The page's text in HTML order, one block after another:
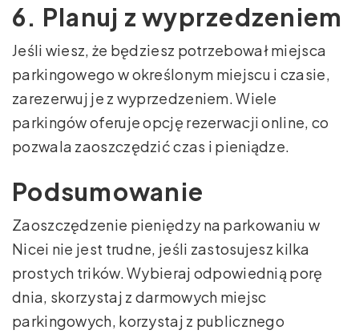
6. Planuj z wyprzedzeniem
Jeśli wiesz, że będziesz potrzebował miejsca
parkingowego w określonym miejscu i czasie,
zarezerwuj je z wyprzedzeniem. Wiele
parkingów oferuje opcję rezerwacji online, co
pozwala zaoszczędzić czas i pieniądze.
Podsumowanie
Zaoszczędzenie pieniędzy na parkowaniu w
Nicei nie jest trudne, jeśli zastosujesz kilka
prostych trików. Wybieraj odpowiednią porę
dnia, skorzystaj z darmowych miejsc
parkingowych, korzystaj z publicznego